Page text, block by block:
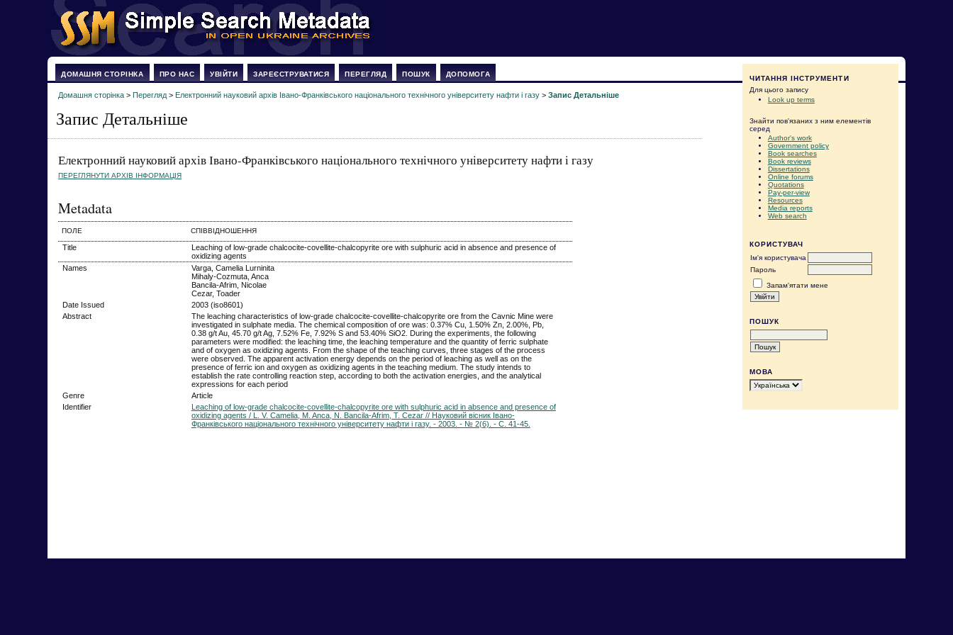
ЧИТАННЯ ІНСТРУМЕНТИ
Для цього запису
Look up terms
Знайти пов'язаних з ним елементів
серед
Author's work
Government policy
Book searches
Book reviews
Dissertations
Online forums
Quotations
Pay-per-view
Resources
Media reports
Web search
КОРИСТУВАЧ
Ім'я користувача
Пароль
Запам'ятати мене
ПОШУК
МОВА
ДОМАШНЯ СТОРІНКА ПРО НАС УВІЙТИ ЗАРЕЄСТРУВАТИСЯ ПЕРЕГЛЯД ПОШУК ДОПОМОГА
Домашня сторінка >Перегляд > Електронний науковий архів Івано-Франківського національного технічного університету нафти і газу >Запис Детальніше
Запис Детальніше
Електронний науковий архів Івано-Франківського національного технічного університету нафти і газу
ПЕРЕГЛЯНУТИ АРХІВ ІНФОРМАЦІЯ
Metadata
ПОЛЕ СПІВВІДНОШЕННЯ
Title
Leaching of low-grade chalcocite-covellite-chalcopyrite ore with sulphuric acid in absence and presence of
oxidizing agents
Names
Varga, Camelia Lurninita
Mihaly-Cozmuta, Anca
Bancila-Afrim, Nicolae
Cezar, Toader
Date Issued
2003 (iso8601)
Abstract
The leaching characteristics of low-grade chalcocite-covellite-chalcopyrite ore from the Cavnic Mine were
investigated in sulphate media. The chemical composition of ore was: 0.37% Cu, 1.50% Zn, 2.00%, Pb,
0.38 g/t Au, 45.70 g/t Ag, 7.52% Fe, 7.92% S and 53.40% SiO2. During the experiments, the following
parameters were modified: the leaching time, the leaching temperature and the quantity of ferric sulphate
and of oxygen as oxidizing agents. From the shape of the teaching curves, three stages of the process
were observed. The apparent activation energy depends on the period of leaching as well as on the
presence of ferric ion and oxygen as oxidizing agents in the teaching medium. The study intends to
establish the rate controlling reaction step, according to both the activation energies, and the analytical
expressions for each period
Genre
Article
Identifier
Leaching of low-grade chalcocite-covellite-chalcopyrite ore with sulphuric acid in absence and presence of
oxidizing agents / L. V. Camelia, M. Anca, N. Bancila-Afrim, T. Cezar // Науковий вісник Івано-
Франківського національного технічного університету нафти і газу. - 2003. - № 2(6). - С. 41-45.